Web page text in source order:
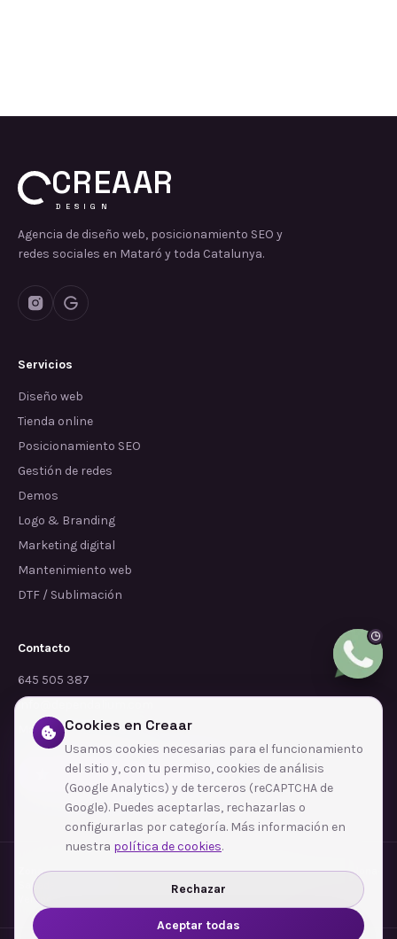
CREAAR
DESIGN
Agencia de diseño web, posicionamiento SEO y
redes sociales en Mataró y toda Catalunya.
Servicios
Diseño web
Tienda online
Posicionamiento SEO
Gestión de redes
Demos
Logo & Branding
Marketing digital
Mantenimiento web
DTF / Sublimación
Contacto
645 505 387
info@dependalium.com
Mataró (Barcelona)
Déjanos tu reseña en Google
Zonas de cobertura·Barcelona·L'Hospitalet de Llobregat·Terrassa·Badalona
Sabadell
Santa Coloma de Gramenet
Ver todas las zonas →
Cookies en Creaar
Usamos cookies necesarias para el funcionamiento
del sitio y, con tu permiso, cookies de análisis
(Google Analytics) y de terceros (reCAPTCHA de
Google). Puedes aceptarlas, rechazarlas o
configurarlas por categoría. Más información en
nuestra política de cookies.
Rechazar
Aceptar todas